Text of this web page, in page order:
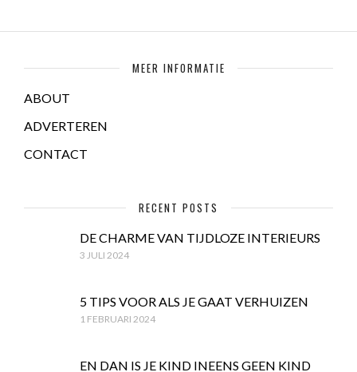
MEER INFORMATIE
ABOUT
ADVERTEREN
CONTACT
RECENT POSTS
DE CHARME VAN TIJDLOZE INTERIEURS
3 JULI 2024
5 TIPS VOOR ALS JE GAAT VERHUIZEN
1 FEBRUARI 2024
EN DAN IS JE KIND INEENS GEEN KIND